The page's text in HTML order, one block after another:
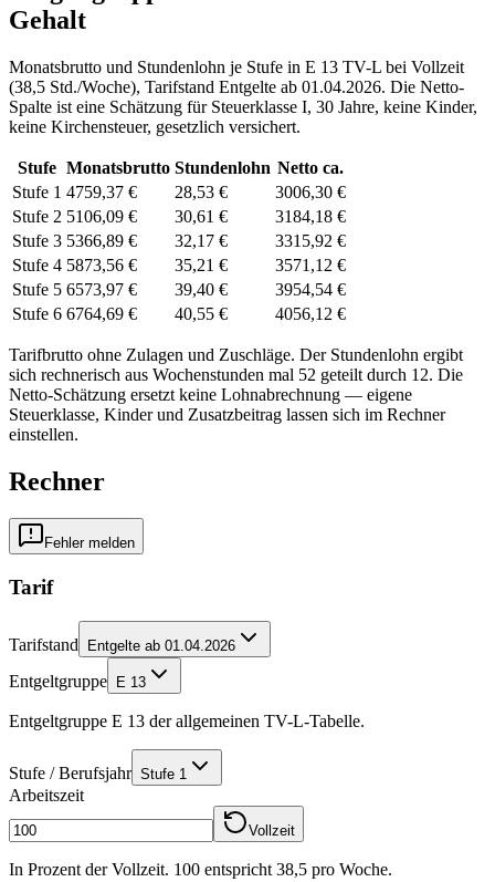
Gehalt
Monatsbrutto und Stundenlohn je Stufe in E 13 TV-L bei Vollzeit
(38,5 Std./Woche), Tarifstand Entgelte ab 01.04.2026. Die Netto-
Spalte ist eine Schätzung für Steuerklasse I, 30 Jahre, keine Kinder,
keine Kirchensteuer, gesetzlich versichert.
Stufe Monatsbrutto Stundenlohn Netto ca.
Stufe 1 4759,37 € 28,53 €
3006,30 €
Stufe 2 5106,09 € 30,61 €
3184,18 €
Stufe 3 5366,89 € 32,17 €
3315,92 €
Stufe 4 5873,56 € 35,21 €
3571,12 €
Stufe 5 6573,97 € 39,40 €
3954,54 €
Stufe 6 6764,69 € 40,55 € 4056,12 €
Tarifbrutto ohne Zulagen und Zuschläge. Der Stundenlohn ergibt
sich rechnerisch aus Wochenstunden mal 52 geteilt durch 12. Die
Netto-Schätzung ersetzt keine Lohnabrechnung — eigene
Steuerklasse, Kinder und Zusatzbeitrag lassen sich im Rechner
einstellen.
Rechner
Fehler melden
Tarif
Tarifstand Entgelte ab 01.04.2026
Entgeltgruppe E 13
Entgeltgruppe E 13 der allgemeinen TV-L-Tabelle.
Stufe / Berufsjahr Stufe 1
Arbeitszeit
Vollzeit
In Prozent der Vollzeit. 100 entspricht 38,5 pro Woche.